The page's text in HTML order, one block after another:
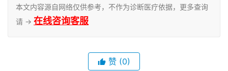
本文内容源自网络仅供参考，不作为诊断医疗依据，更多查询
请 → 在线咨询客服
赞 (0)